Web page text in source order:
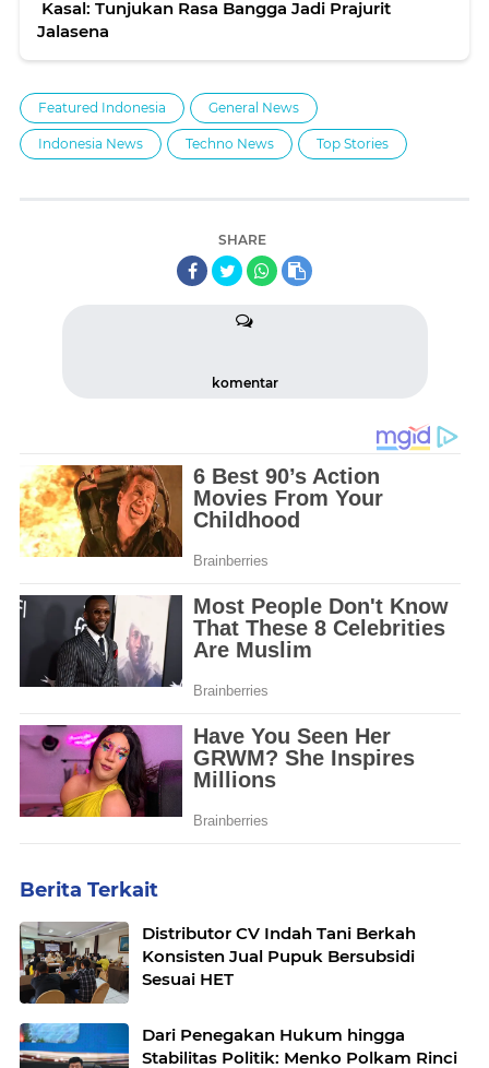
Kasal: Tunjukan Rasa Bangga Jadi Prajurit
Jalasena
Featured Indonesia General News
Indonesia News Techno News Top Stories
SHARE
komentar
Berita Terkait
Distributor CV Indah Tani Berkah
Konsisten Jual Pupuk Bersubsidi
Sesuai HET
Dari Penegakan Hukum hingga
Stabilitas Politik: Menko Polkam Rinci